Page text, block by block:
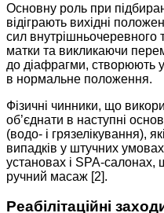
Основну роль при
відіграють вихідні
сил внутрішньочеревного
матки та викликаючи
до діафрагми, створюють
в нормальне положення.
Фізичні чинники, що
об’єднати в наступні
(водо- і грязелікування),
випадків у штучних
установах і SPA-салонах,
ручний масаж [2].
Реабілітаційні